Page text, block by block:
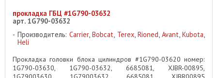
прокладка ГБЦ #1G790-03632
арт. 1G790-03632
Производитель:Carrier,Bobcat, Terex, Rioned, Avant,Kubota,
Heli
Прокладка головки блока цилиндров #1G790-03620 номер:
1G790-03630, 1G790-03632, 6685081, XJBR-00895,